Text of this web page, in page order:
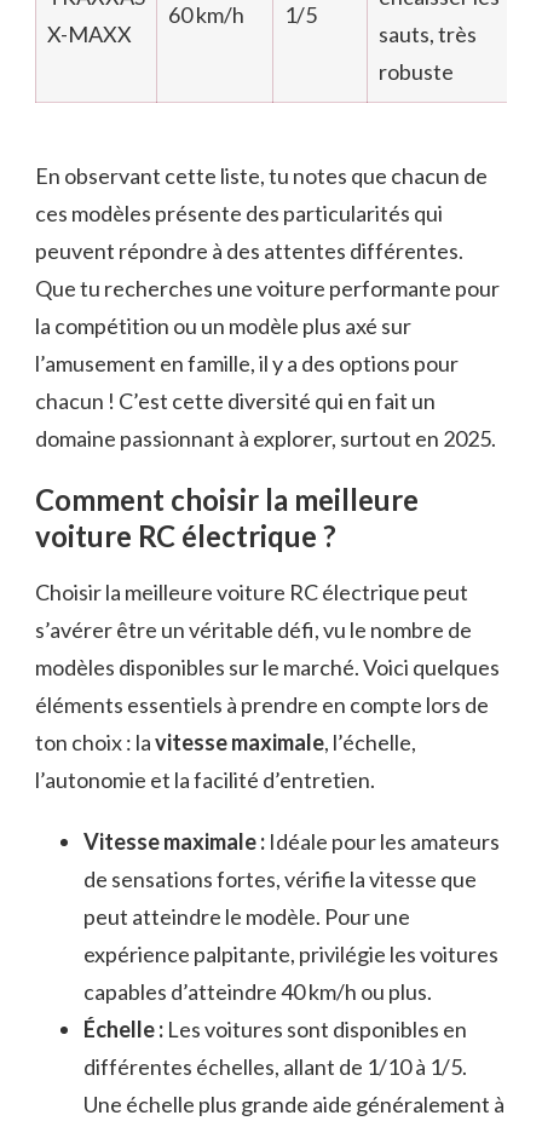
X-MAXX
60 km/h 1/5
sauts, très
robuste
En observant cette liste, tu notes que chacun de
ces modèles présente des particularités qui
peuvent répondre à des attentes différentes.
Que tu recherches une voiture performante pour
la compétition ou un modèle plus axé sur
l’amusement en famille, il y a des options pour
chacun ! C’est cette diversité qui en fait un
domaine passionnant à explorer, surtout en 2025.
Comment choisir la meilleure
voiture RC électrique ?
Choisir la meilleure voiture RC électrique peut
s’avérer être un véritable défi, vu le nombre de
modèles disponibles sur le marché. Voici quelques
éléments essentiels à prendre en compte lors de
ton choix : lavitesse maximale, l’échelle,
l’autonomie et la facilité d’entretien.
Vitesse maximale : Idéale pour les amateurs
de sensations fortes, vérifie la vitesse que
peut atteindre le modèle. Pour une
expérience palpitante, privilégie les voitures
capables d’atteindre 40 km/h ou plus.
Échelle : Les voitures sont disponibles en
différentes échelles, allant de 1/10 à 1/5.
Une échelle plus grande aide généralement à